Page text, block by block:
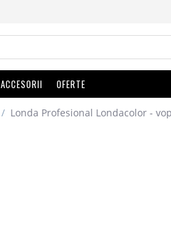
ACCESORII OFERTE
/ Londa Profesional Londacolor -